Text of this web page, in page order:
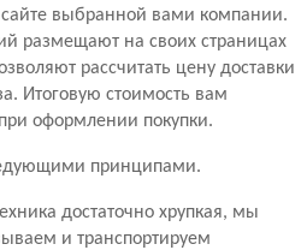
выбранной вами компании.
размещают на своих страницах
рассчитать цену доставки
Итоговую стоимость вам
оформлении покупки.
принципами.
достаточно хрупкая, мы
и транспортируем